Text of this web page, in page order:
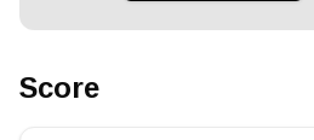
Score